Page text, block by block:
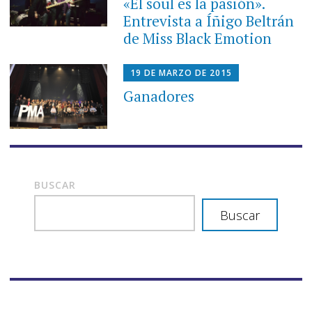
Entrevista a Íñigo Beltrán
de Miss Black Emotion
19 DE MARZO DE 2015
Ganadores
BUSCAR
Buscar